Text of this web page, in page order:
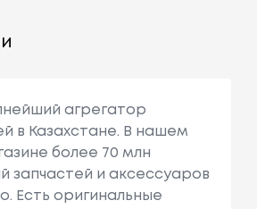
агрегатор
в Казахстане. В нашем
более 70 млн
запчастей и аксессуаров
Есть оригинальные